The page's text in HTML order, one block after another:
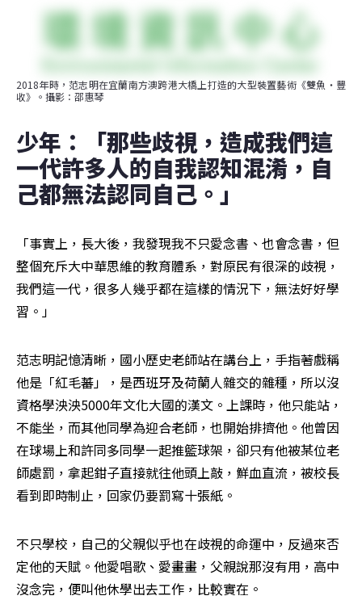
2018年時，范志明在宜蘭南方澳跨港大橋上打造的大型裝置藝術《雙魚‧豐
收》。攝影：邵惠琴
少年：「那些歧視，造成我們這
一代許多人的自我認知混淆，自
己都無法認同自己。」
「事實上，長大後，我發現我不只愛念書、也會念書，但
整個充斥大中華思維的教育體系，對原民有很深的歧視，
我們這一代，很多人幾乎都在這樣的情況下，無法好好學
習。」
范志明記憶清晰，國小歷史老師站在講台上，手指著戲稱
他是「紅毛蕃」，是西班牙及荷蘭人雜交的雜種，所以沒
資格學泱泱5000年文化大國的漢文。上課時，他只能站，
不能坐，而其他同學為迎合老師，也開始排擠他。他曾因
在球場上和許同多同學一起推籃球架，卻只有他被某位老
師處罰，拿起鉗子直接就往他頭上敲，鮮血直流，被校長
看到即時制止，回家仍要罰寫十張紙。
不只學校，自己的父親似乎也在歧視的命運中，反過來否
定他的天賦。他愛唱歌、愛畫畫，父親說那沒有用，高中
沒念完，便叫他休學出去工作，比較實在。